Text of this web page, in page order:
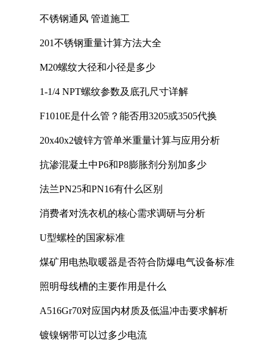
不锈钢通风 管道施工
201不锈钢重量计算方法大全
M20螺纹大径和小径是多少
1-1/4 NPT螺纹参数及底孔尺寸详解
F1010E是什么管？能否用3205或3505代换
20x40x2镀锌方管单米重量计算与应用分析
抗渗混凝土中P6和P8膨胀剂分别加多少
法兰PN25和PN16有什么区别
消费者对洗衣机的核心需求调研与分析
U型螺栓的国家标准
煤矿用电热取暖器是否符合防爆电气设备标准
照明母线槽的主要作用是什么
A516Gr70对应国内材质及低温冲击要求解析
镀镍钢带可以过多少电流